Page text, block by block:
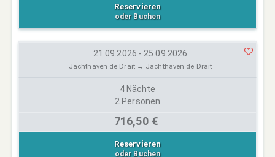
Reservieren
oder Buchen
21.09.2026 - 25.09.2026
Jachthaven de Drait → Jachthaven de Drait
4 Nächte
2 Personen
716,50 €
Reservieren
oder Buchen